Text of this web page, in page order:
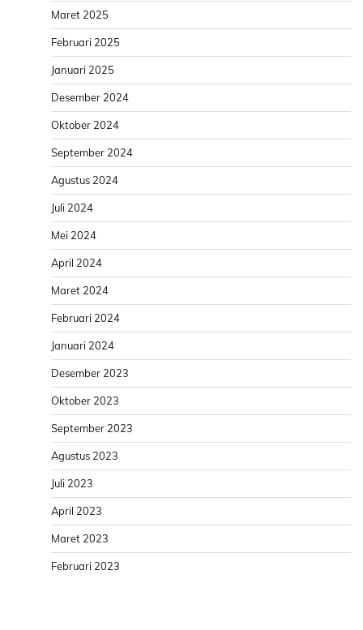
Maret 2025
Februari 2025
Januari 2025
Desember 2024
Oktober 2024
September 2024
Agustus 2024
Juli 2024
Mei 2024
April 2024
Maret 2024
Februari 2024
Januari 2024
Desember 2023
Oktober 2023
September 2023
Agustus 2023
Juli 2023
April 2023
Maret 2023
Februari 2023